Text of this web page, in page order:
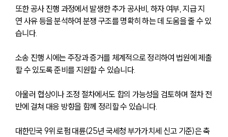
또한 공사 진행 과정에서 발생한 추가 공사비, 하자 여부, 지급 지
연 사유 등을 분석하여 분쟁 구조를 명확히 하는 데 도움을 줄 수 있
습니다.
소송 진행 시에는 주장과 증거를 체계적으로 정리하여 법원에 제출
할 수 있도록 준비를 지원할 수 있습니다.
아울러 협상이나 조정 절차에서도 합의 가능성을 검토하며 절차 전
반에 걸쳐 대응 방향을 함께 정리할 수 있습니다.
대한민국 9위 로펌 대륜(25년 국세청 부가가치세 신고 기준)은 축